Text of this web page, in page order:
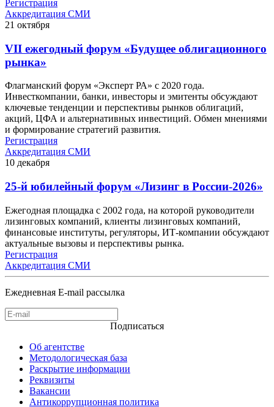
Регистрация
Аккредитация СМИ
21 октября
VII ежегодный форум «Будущее облигационного
рынка»
Флагманский форум «Эксперт РА» с 2020 года.
Инвесткомпании, банки, инвесторы и эмитенты обсуждают
ключевые тенденции и перспективы рынков облигаций,
акций, ЦФА и альтернативных инвестиций. Обмен мнениями
и формирование стратегий развития.
Регистрация
Аккредитация СМИ
10 декабря
25-й юбилейный форум «Лизинг в России-2026»
Ежегодная площадка с 2002 года, на которой руководители
лизинговых компаний, клиенты лизинговых компаний,
финансовые институты, регуляторы, ИТ-компании обсуждают
актуальные вызовы и перспективы рынка.
Регистрация
Аккредитация СМИ
Ежедневная E-mail рассылка
Подписаться
Об агентстве
Методологическая база
Раскрытие информации
Реквизиты
Вакансии
Антикоррупционная политика